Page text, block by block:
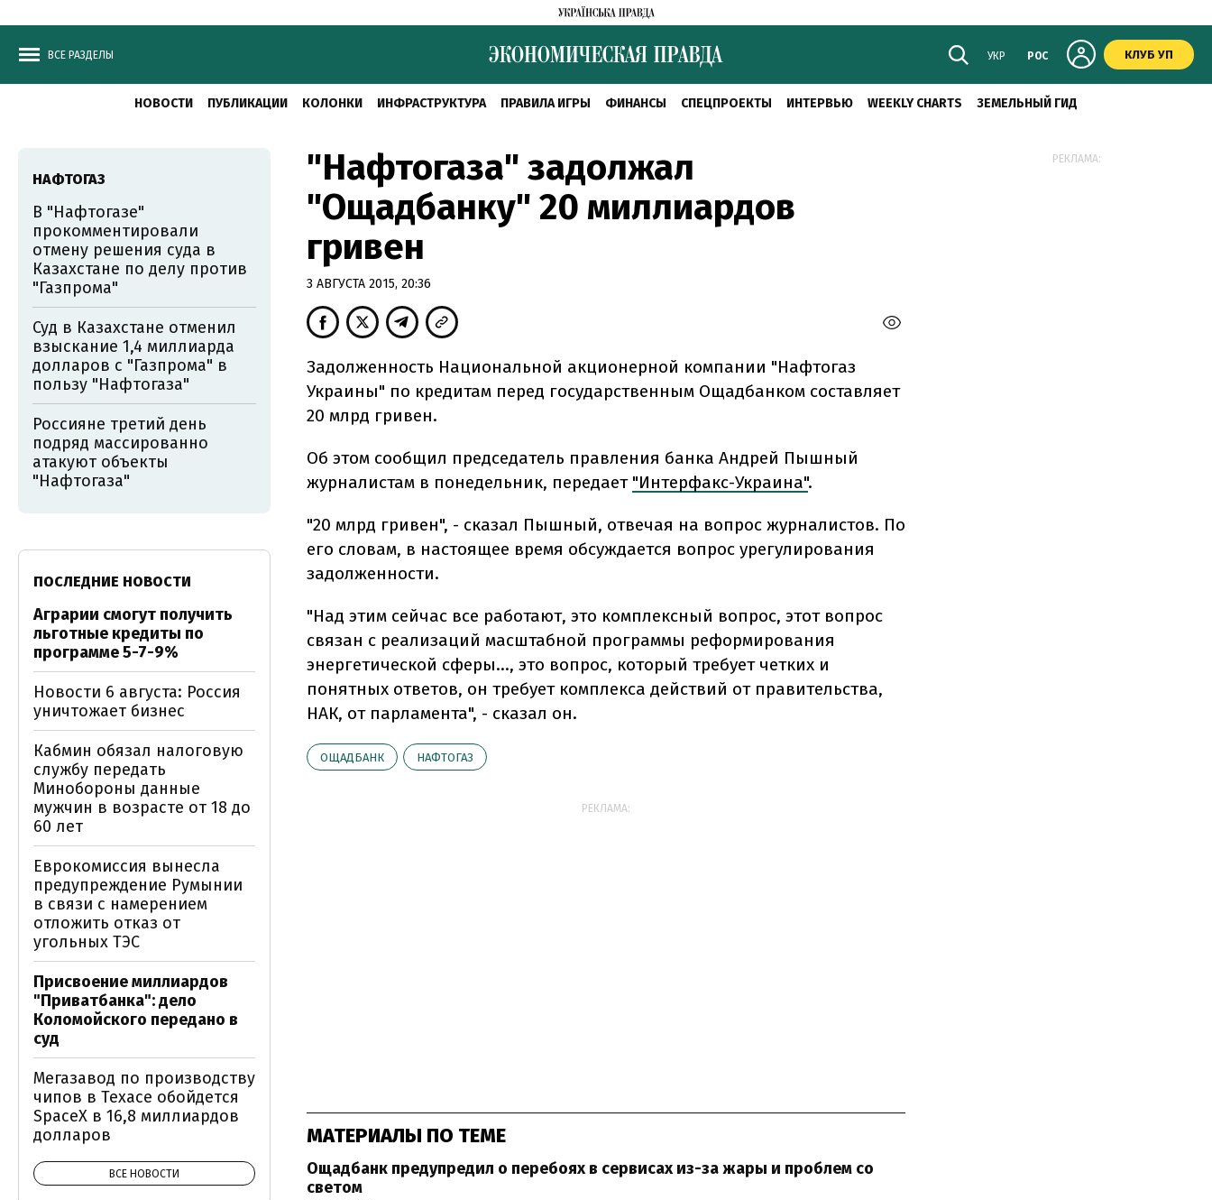
ВСЕ РАЗДЕЛЫ УКР РОС КЛУБ УП
НОВОСТИ ПУБЛИКАЦИИ КОЛОНКИ ИНФРАСТРУКТУРА ПРАВИЛА ИГРЫ ФИНАНСЫ СПЕЦПРОЕКТЫ ИНТЕРВЬЮ WEEKLY CHARTS ЗЕМЕЛЬНЫЙ ГИД
"Нафтогаза" задолжал
"Ощадбанку" 20 миллиардов
гривен
3 АВГУСТА 2015, 20:36
Задолженность Национальной акционерной компании "Нафтогаз
Украины" по кредитам перед государственным Ощадбанком составляет
20 млрд гривен.
Об этом сообщил председатель правления банка Андрей Пышный
журналистам в понедельник, передает "Интерфакс-Украина".
"20 млрд гривен", - сказал Пышный, отвечая на вопрос журналистов. По
его словам, в настоящее время обсуждается вопрос урегулирования
задолженности.
"Над этим сейчас все работают, это комплексный вопрос, этот вопрос
связан с реализаций масштабной программы реформирования
энергетической сферы…, это вопрос, который требует четких и
понятных ответов, он требует комплекса действий от правительства,
НАК, от парламента", - сказал он.
ОЩАДБАНК НАФТОГАЗ
РЕКЛАМА:
МАТЕРИАЛЫ ПО ТЕМЕ
Ощадбанк предупредил о перебоях в сервисах из-за жары и проблем со
светом
НАФТОГАЗ
В "Нафтогазе"
прокомментировали
отмену решения суда в
Казахстане по делу против
"Газпрома"
Суд в Казахстане отменил
взыскание 1,4 миллиарда
долларов с "Газпрома" в
пользу "Нафтогаза"
Россияне третий день
подряд массированно
атакуют объекты
"Нафтогаза"
ПОСЛЕДНИЕ НОВОСТИ
Аграрии смогут получить
льготные кредиты по
программе 5-7-9%
Новости 6 августа: Россия
уничтожает бизнес
Кабмин обязал налоговую
службу передать
Минобороны данные
мужчин в возрасте от 18 до
60 лет
Еврокомиссия вынесла
предупреждение Румынии
в связи с намерением
отложить отказ от
угольных ТЭС
Присвоение миллиардов
"Приватбанка": дело
Коломойского передано в
суд
Мегазавод по производству
чипов в Техасе обойдется
SpaceX в 16,8 миллиардов
долларов
ВСЕ НОВОСТИ
РЕКЛАМА: